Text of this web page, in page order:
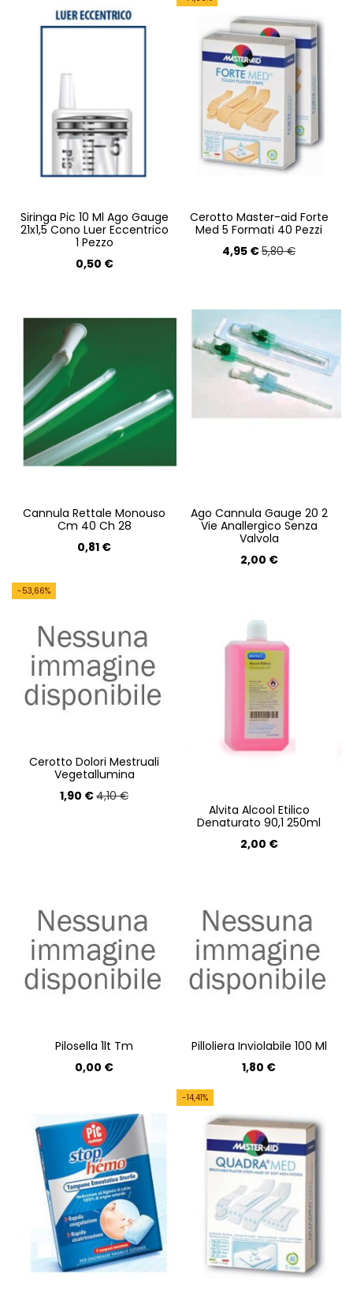
Siringa Pic 10 Ml Ago Gauge
21x1,5 Cono Luer Eccentrico
1 Pezzo
0,50 €
Cerotto Master-aid Forte
Med 5 Formati 40 Pezzi
4,95 €5,80 €
Cannula Rettale Monouso
Cm 40 Ch 28
0,81 €
Ago Cannula Gauge 20 2
Vie Anallergico Senza
Valvola
2,00 €
-53,66%
Cerotto Dolori Mestruali
Vegetallumina
1,90 €4,10 €
Alvita Alcool Etilico
Denaturato 90,1 250ml
2,00 €
Pilosella 1lt Tm
0,00 €
Pilloliera Inviolabile 100 Ml
1,80 €
-14,41%